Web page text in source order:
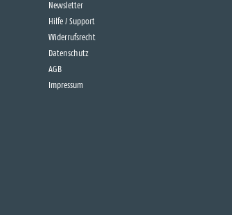
Newsletter
Hilfe / Support
Widerrufsrecht
Datenschutz
AGB
Impressum